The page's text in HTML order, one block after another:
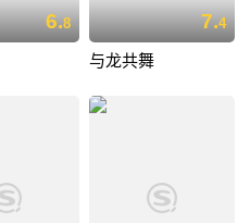
6.8 7.4
与龙共舞